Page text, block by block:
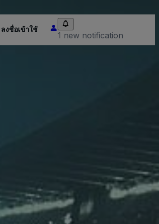
ลงชื่อเข้าใช้
1 new notification